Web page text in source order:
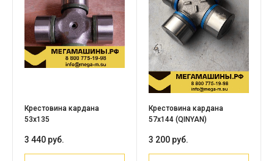
Крестовина кардана
53х135
3 440 руб.
Крестовина кардана
57х144 (QINYAN)
3 200 руб.